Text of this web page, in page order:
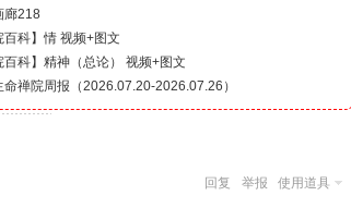
廊218
百科】情 视频+图文
百科】精神（总论） 视频+图文
命禅院周报（2026.07.20-2026.07.26）
举报 使用道具
回复